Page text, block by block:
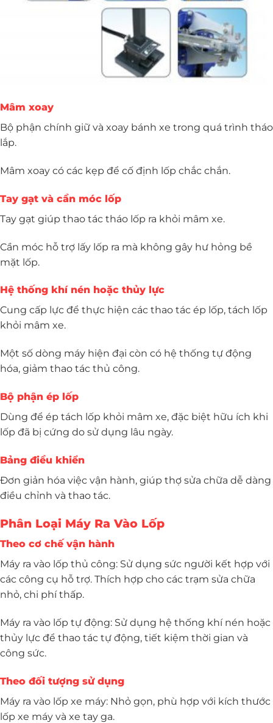
Mâm xoay
Bộ phận chính giữ và xoay bánh xe trong quá trình tháo
lắp.
Mâm xoay có các kẹp để cố định lốp chắc chắn.
Tay gạt và cần móc lốp
Tay gạt giúp thao tác tháo lốp ra khỏi mâm xe.
Cần móc hỗ trợ lấy lốp ra mà không gây hư hỏng bề
mặt lốp.
Hệ thống khí nén hoặc thủy lực
Cung cấp lực để thực hiện các thao tác ép lốp, tách lốp
khỏi mâm xe.
Một số dòng máy hiện đại còn có hệ thống tự động
hóa, giảm thao tác thủ công.
Bộ phận ép lốp
Dùng để ép tách lốp khỏi mâm xe, đặc biệt hữu ích khi
lốp đã bị cứng do sử dụng lâu ngày.
Bảng điều khiển
Đơn giản hóa việc vận hành, giúp thợ sửa chữa dễ dàng
điều chỉnh và thao tác.
Phân Loại Máy Ra Vào Lốp
Theo cơ chế vận hành
Máy ra vào lốp thủ công: Sử dụng sức người kết hợp với
các công cụ hỗ trợ. Thích hợp cho các trạm sửa chữa
nhỏ, chi phí thấp.
Máy ra vào lốp tự động: Sử dụng hệ thống khí nén hoặc
thủy lực để thao tác tự động, tiết kiệm thời gian và
công sức.
Theo đối tượng sử dụng
Máy ra vào lốp xe máy: Nhỏ gọn, phù hợp với kích thước
lốp xe máy và xe tay ga.